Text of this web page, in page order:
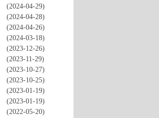
(2024-04-29)
(2024-04-28)
(2024-04-26)
(2024-03-18)
(2023-12-26)
(2023-11-29)
(2023-10-27)
(2023-10-25)
(2023-01-19)
(2023-01-19)
(2022-05-20)